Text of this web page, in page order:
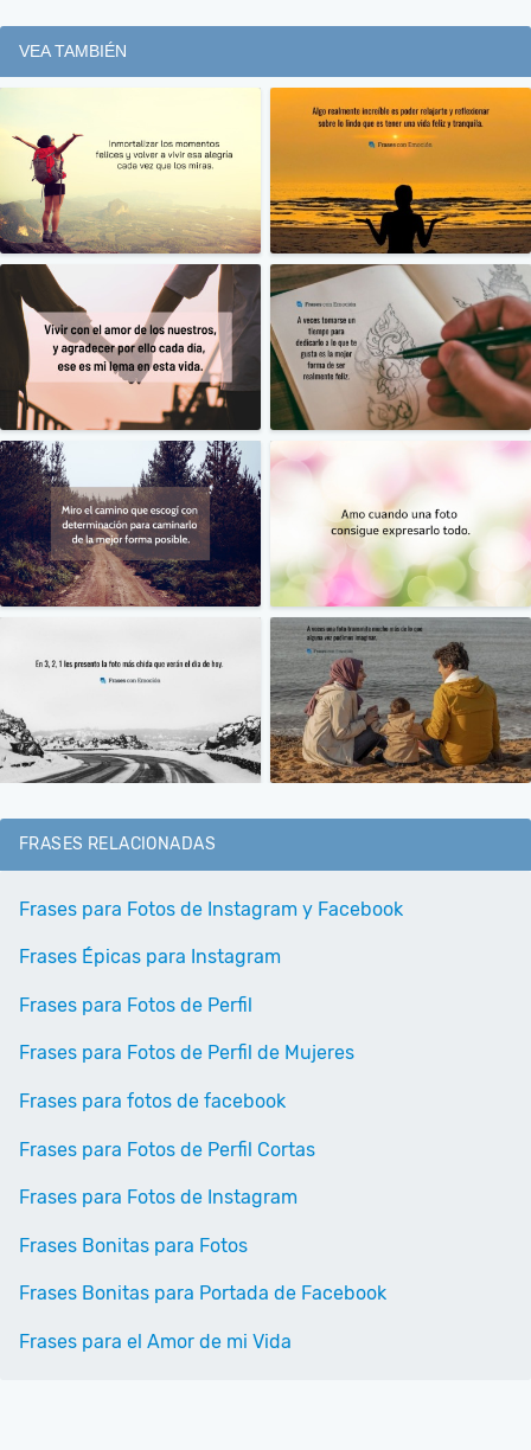
VEA TAMBIÉN
FRASES RELACIONADAS
Frases para Fotos de Instagram y Facebook
Frases Épicas para Instagram
Frases para Fotos de Perfil
Frases para Fotos de Perfil de Mujeres
Frases para fotos de facebook
Frases para Fotos de Perfil Cortas
Frases para Fotos de Instagram
Frases Bonitas para Fotos
Frases Bonitas para Portada de Facebook
Frases para el Amor de mi Vida